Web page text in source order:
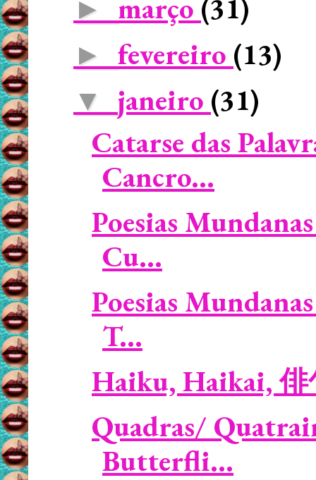
► março (31)
► fevereiro (13)
▼ janeiro (31)
Catarse das
Cancro...
Poesias
Cu...
Poesias
T...
Haiku, Haikai, 俳
Quadras/
Butterfli...